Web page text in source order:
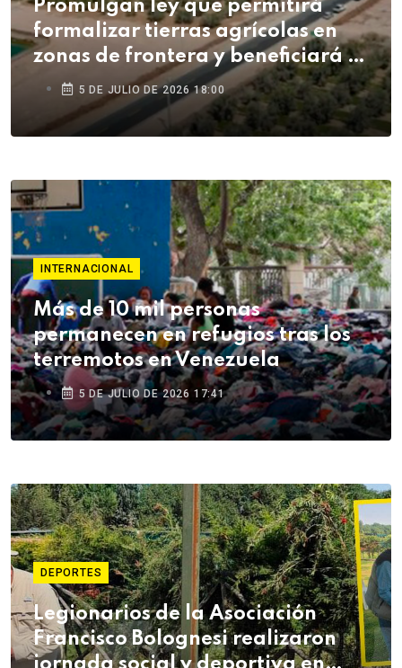
Promulgan ley que permitirá
formalizar tierras agrícolas en
zonas de frontera y beneficiará a
agricultores de Tacna
5 DE JULIO DE 2026 18:00
INTERNACIONAL
Más de 10 mil personas
permanecen en refugios tras los
terremotos en Venezuela
5 DE JULIO DE 2026 17:41
DEPORTES
Legionarios de la Asociación
Francisco Bolognesi realizaron